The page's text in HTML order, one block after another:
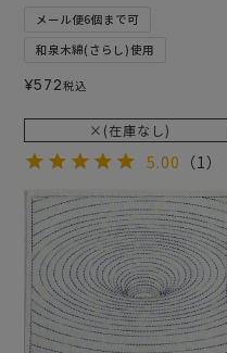
メール便6個まで可
和泉木綿(さらし)使用
¥572税込
×(在庫なし)
5.00 （1）